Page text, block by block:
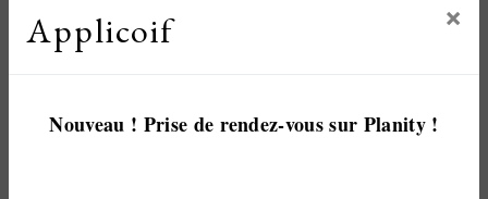
Applicoif ×
Nouveau ! Prise de rendez-vous sur Planity !
faire de qualité, nous mettons tout en oeuvre pour
sommes à l’écoute de vos besoins. Si vous habitez
changé, nous sommes à votre disposition pour